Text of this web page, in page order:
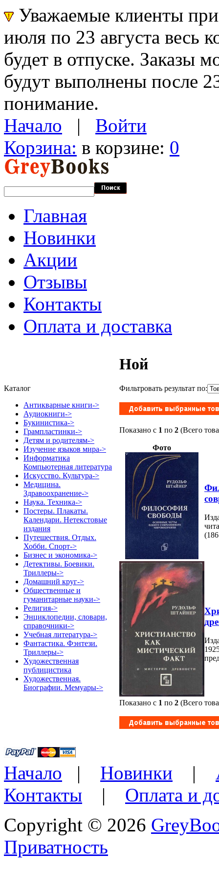
Уважаемые клиенты
июля по 23 августа весь
будет в отпуске. Заказы
будут выполнены после
понимание.
Начало | Войти
Корзина: в корзине: 0
Главная
Новинки
Акции
Отзывы
Контакты
Оплата и доставка
Каталог
Антикварные книги->
Аудиокниги->
Букинистика->
Грампластинки->
Детям и родителям->
Изучение языков мира->
Информатика
Компьютерная литература
Искусство. Культура->
Медицина.
Здравоохранение->
Наука. Техника->
Постеры. Плакаты.
Календари. Нетекстовые
издания
Путешествия. Отдых.
Хобби. Спорт->
Бизнес и экономика->
Детективы. Боевики.
Триллеры->
Домашний круг->
Общественные и
гуманитарные науки->
Религия->
Энциклопедии, словари,
справочники->
Учебная литература->
Фантастика. Фэнтези.
Триллеры->
Художественная
публицистика
Художественная.
Биографии. Мемуары->
Ной
Фильтровать результат по:
Показано с 1 по 2 (Всего
Фото
Показано с 1 по 2 (Всего
Начало | Новинки |
Контакты | Оплата и
Copyright © 2026
Приватность